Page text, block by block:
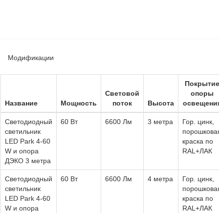
Модификации
Название Мощность
Световой
поток
Высота
Покрытие
опоры
Светодиодный
светильник
LED Park 4-60
W и опора
ДЭКО 3 метра
60 Вт 6600 Лм 3 метра
Гор. цинк,
краска по
RAL+ЛАК
Светодиодный
светильник
LED Park 4-60
W и опора
60 Вт 6600 Лм 4 метра
Гор. цинк,
краска по
RAL+ЛАК